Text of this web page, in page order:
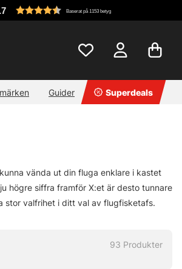
Baserat på 1153 betyg
Guider Superdeals
vända ut din fluga enklare i kastet
högre siffra framför X:et är desto tunnare
stor valfrihet i ditt val av flugfisketafs.
93 Produkter